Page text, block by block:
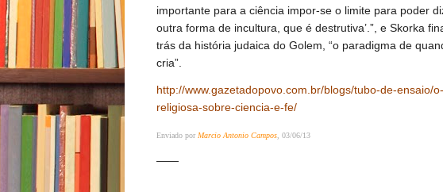
importante para a ciência impor-se o limite para poder
outra forma de incultura, que é destrutiva’.”, e Skorka
trás da história judaica do Golem, “o paradigma de
cria”.
http://www.gazetadopovo.com.br/blogs/tubo-de-ensaio/
religiosa-sobre-ciencia-e-fe/
Enviado por Marcio Antonio Campos , 03/06/13
——